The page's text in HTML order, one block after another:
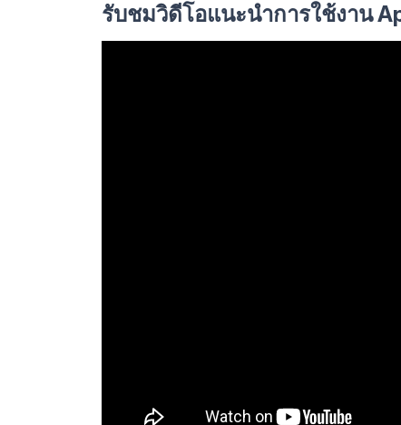
รับชมวิดีโอแนะนำการใช้งาน